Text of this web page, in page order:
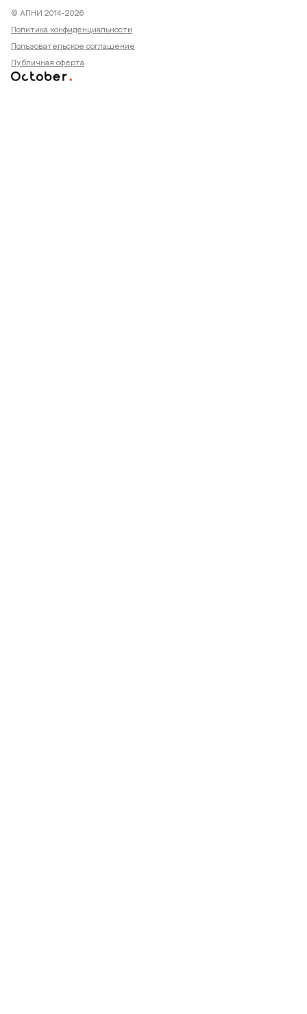
© АПНИ 2014-2026
Политика конфиденциальности
Пользовательское соглашение
Публичная оферта